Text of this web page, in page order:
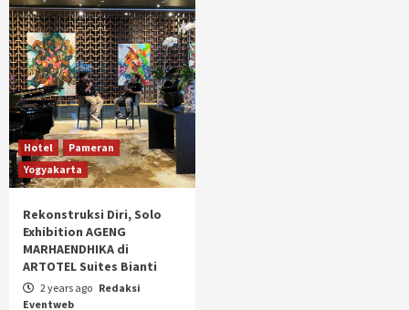
Hotel
Pameran
Yogyakarta
Rekonstruksi Diri, Solo
Exhibition AGENG
MARHAENDHIKA di
ARTOTEL Suites Bianti
2 years ago Redaksi
Eventweb